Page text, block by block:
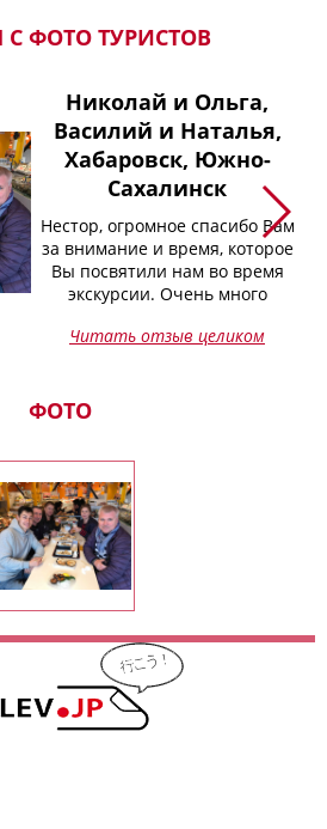
ФОТО ТУРИСТОВ
Николай и Ольга,
Василий и Наталья,
Хабаровск, Южно-
Сахалинск
Нестор, огромное спасибо Вам
за внимание и время, которое
Вы посвятили нам во время
экскурсии. Очень много
о Японии. Приятным было
чудесная прогулка. Много
ароматная сакура. Вы очень
интересный собеседник.
Желаем Вам всего хорошего и
светлого!
Читать отзыв целиком
ФОТО